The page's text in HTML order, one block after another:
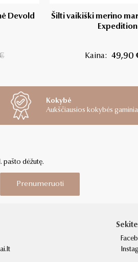
Devold
Šilti vaikiški merino
Kaina: 49,90
Kokybė
Aukščiausios kokybės
pašto dėžutę.
Prenumeruoti